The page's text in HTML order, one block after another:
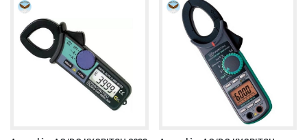
Tiếp cận dễ dàng: Thiết kế kìm kẹp nhỏ và tách
rời cho phép đo trong các không gian cực kỳ chật
hẹp, khó tiếp cận.
Nhỏ gọn và di động: Dễ dàng mang theo và sử
dụng trong nhiều môi trường khác nhau.